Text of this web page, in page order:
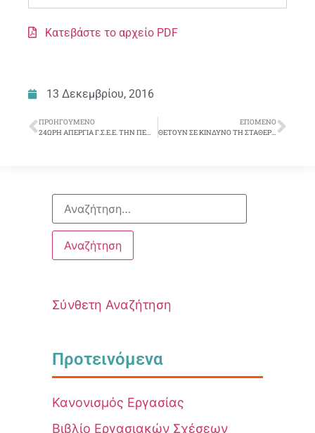
Κατεβάστε το αρχείο PDF
13 Δεκεμβρίου, 2016
ΠΡΟΗΓΟΎΜΕΝΟ
24ΩΡΗ ΑΠΕΡΓΙΑ Γ.Σ.Ε.Ε. ΤΗΝ ΠΕΜΠΤΗ 8 ΔΕΚΕΜΒΡΗ
ΕΠΌΜΕΝΟ
ΘΕΤΟΥΝ ΣΕ ΚΙΝΔΥΝΟ ΤΗ ΣΤΑΘΕΡΟΤΗΤΑ ΤΟΥ ΤΡΑΠΕΖΙΚΟΥ ΣΥΣΤΗΜΑΤΟΣ. ΠΑΙΧΝΙΔΙΑ ΚΑΙ ΜΕΘΟΔΕΥΣΕΙΣ ΑΠΟΙΚΙΟΚΡΑΤΙΚΟΥ ΤΥΠΟΥ ΣΤΗΝ ΕΚΛΟΓΗ ΝΕΟΥ ΔΙΕΥΘΥΝΟΝΤΟΣ ΣΥΜΒΟΥΛΟΥ ΣΤΗΝ ΤΡΑΠΕΖΑ ΠΕΙΡΑΙΩΣ
Σύνθετη Αναζήτηση
Προτεινόμενα
Κανονισμός Εργασίας
Βιβλίο Εργασιακών Σχέσεων